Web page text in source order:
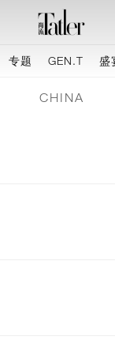
专题 GEN.T 盛
CHINA